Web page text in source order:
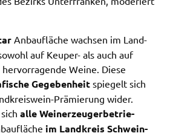
Anbau­flä­che wach­sen im Land­
auf Keuper- als auch auf
Weine. Diese
Gege­ben­heitspie­gelt sich
Prämie­rung wider.
alle Wein­er­zeu­ger­be­trie­
im Land­kreis Schwein­
Kartendienst